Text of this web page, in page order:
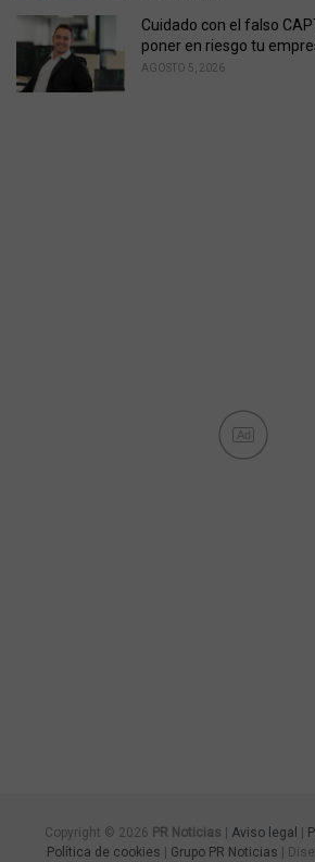
Cuidado con el falso
poner en riesgo tu
AGOSTO 5, 2026
Ad
Copyright © 2026 PR Noticias Aviso legal
Política de cookies
Grupo PR Noticias |